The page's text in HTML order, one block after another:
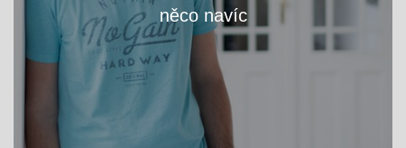
něco navíc
VÍCE